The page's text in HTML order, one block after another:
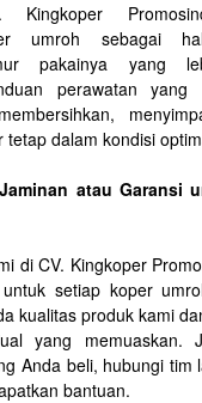
Kingkoper
umroh sebagai
pakainya yang
perawatan yang
dalam kondisi
atau Garansi
di CV. Kingkoper
setiap koper
kualitas produk kami
yang memuaskan.
Anda beli, hubungi tim
bantuan.